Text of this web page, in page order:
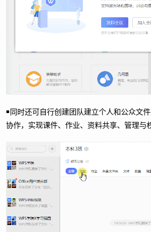
￭同时还可自行创建团队建立个人和公众文
协作，实现课件、作业、资料共享、管理与